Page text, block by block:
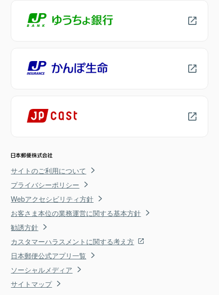
サイトのご利用について
プライバシーポリシー
Webアクセシビリティ方針
お客さま本位の業務運営に関する基本方針
勧誘方針
カスタマーハラスメントに関する考え方
日本郵便公式アプリ一覧
ソーシャルメディア
サイトマップ